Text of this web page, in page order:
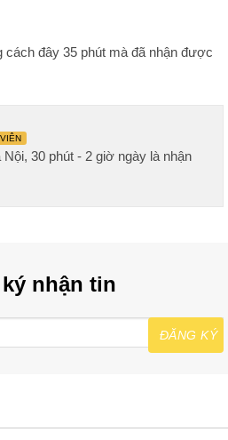
cách đây 35 phút mà đã nhận được
30 phút - 2 giờ ngày là nhận
nhận tin
ĐĂNG KÝ